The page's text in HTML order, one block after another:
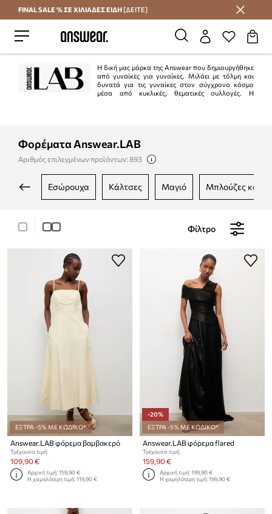
Εξοικονομήστε με το Answear Club
FINAL SALE % ΣΕ ΧΙΛΙΑΔΕΣ ΕΙΔΗ [ΔΕΙΤΕ]
Η δική μας μάρκα της Answear που δημιουργήθηκε
από γυναίκες για γυναίκες. Μιλάει με τόλμη και
δυνατά για τις γυναίκες στον σύγχρονο κόσμο
μέσα από κυκλικές, θεματικές συλλογές. Η
Φορέματα Answear.LAB
Αριθμός επιλεγμένων προϊόντων: 893
εσώρουχα κάλτσες μαγιό μπλούζες και
Φίλτρο
ΕΞΤΡΑ -5% ΜΕ ΚΩΔΙΚΟ*
Answear.LAB φόρεμα βαμβακερό
Τρέχουσα τιμή:
109,90 €
Αρχική τιμή:159,90 €
Η χαμηλότερη τιμή:119,90 €
-20%
ΕΞΤΡΑ -5% ΜΕ ΚΩΔΙΚΟ*
Answear.LAB φόρεμα flared
Τρέχουσα τιμή:
159,90 €
Αρχική τιμή:199,90 €
Η χαμηλότερη τιμή:199,90 €